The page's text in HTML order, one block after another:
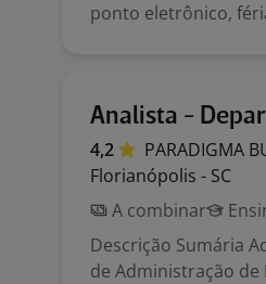
ponto eletrônico,
Analista -
4,2 PARADIGMA
Florianópolis - SC
A combinar
Descrição Sumária
de Administração de